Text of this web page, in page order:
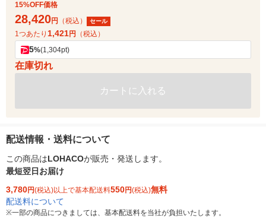
15%OFF価格
28,420円 （税込） セール
1つあたり 1,421円 （税込）
5%(1,304pt)
在庫切れ
カートに入れる
配送情報・送料について
この商品はLOHACOが販売・発送します。
最短翌日お届け
3,780円(税込)以上で基本配送料550円(税込)無料
配送料について
※一部の商品につきましては、基本配送料を当社が負担いたします。